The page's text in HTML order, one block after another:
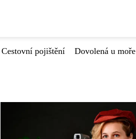
Cestovní pojištění Dovolená u moře